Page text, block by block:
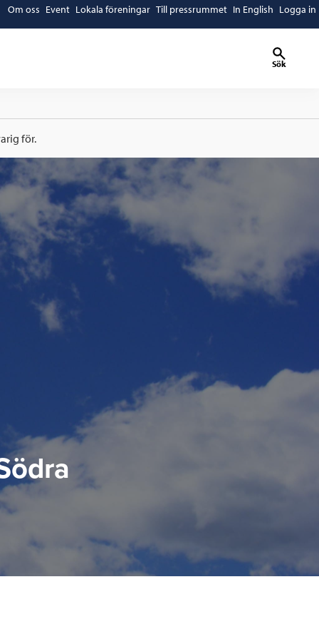
Om oss Event Lokala föreningar Till pressrummet In English Logga in
Sök
för.